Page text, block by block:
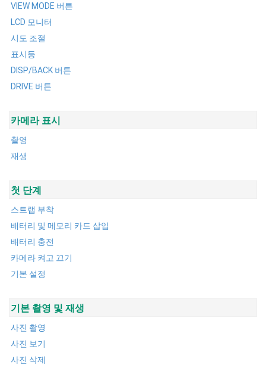
VIEW MODE 버튼
LCD 모니터
시도 조절
표시등
DISP/BACK 버튼
DRIVE 버튼
카메라 표시
촬영
재생
첫 단계
스트랩 부착
배터리 및 메모리 카드 삽입
배터리 충전
카메라 켜고 끄기
기본 설정
기본 촬영 및 재생
사진 촬영
사진 보기
사진 삭제